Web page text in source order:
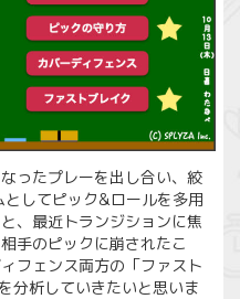
ったプレーを出し合い、絞
してピック&ロールを多用
、最近トランジションに焦
手のピックに崩されたこ
フェンス両方の「ファスト
分析していきたいと思いま